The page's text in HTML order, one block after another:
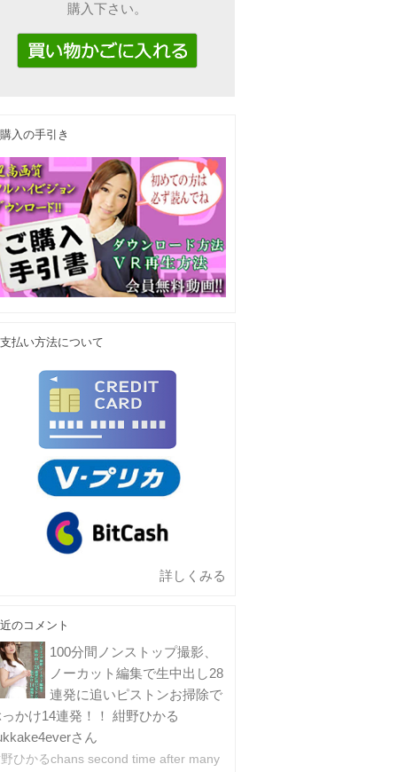
購入下さい。
入の手引き
払い方法について
詳しくみる
のコメント
100分間ノンストップ撮影、
ノーカット編集で生中出し28
連発に追いピストンお掃除で
かけ14連発！！ 紺野ひかる
さん
ひかるchans second time after many